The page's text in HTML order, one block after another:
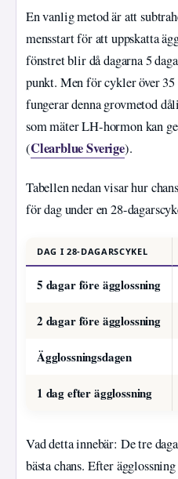
En vanlig metod är att
mensstart för att uppskatta
fönstret blir då dagarna 5
punkt. Men för cykler över
fungerar denna grovmetod
som mäter LH-hormon kan
(Clearblue Sverige).
Tabellen nedan visar hur
för dag under en 28-
DAG I 28-DAGARSCYKEL
5 dagar före ägglossning
2 dagar före ägglossning
Ägglossningsdagen
1 dag efter ägglossning
Vad detta innebär: De tre
bästa chans. Efter